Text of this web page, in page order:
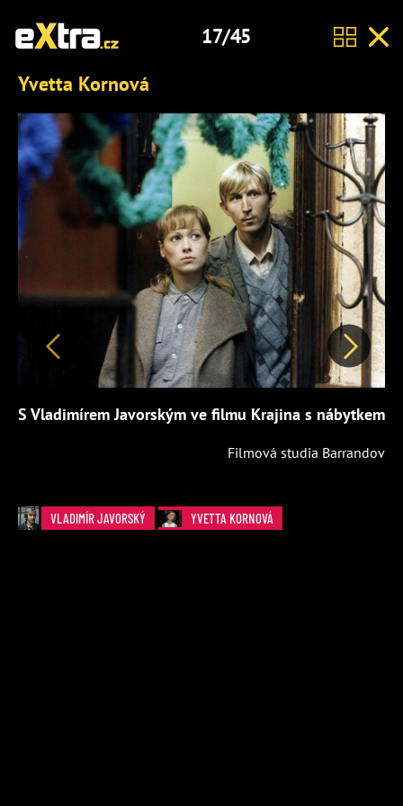
17/45
Yvetta Kornová
Předchozí Další
S Vladimírem Javorským ve filmu Krajina s nábytkem
Filmová studia Barrandov
VLADIMÍR JAVORSKÝ YVETTA KORNOVÁ